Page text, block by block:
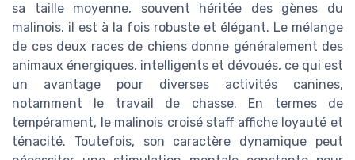
sa taille moyenne, souvent héritée des gènes du
malinois, il est à la fois robuste et élégant. Le mélange
de ces deux races de chiens donne généralement des
animaux énergiques, intelligents et dévoués, ce qui est
un avantage pour diverses activités canines,
notamment le travail de chasse. En termes de
tempérament, le malinois croisé staff affiche loyauté et
ténacité. Toutefois, son caractère dynamique peut